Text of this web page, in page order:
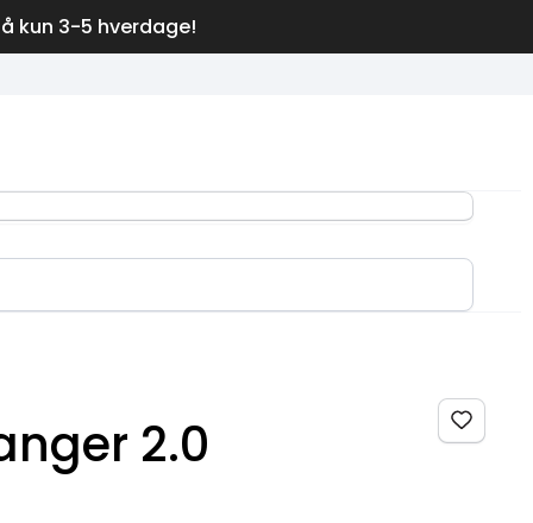
kun 3-5 hverdage!
2.0